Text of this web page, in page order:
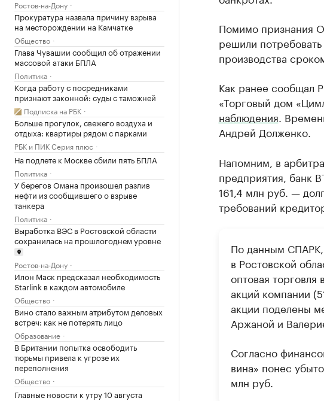
Ростов-на-Дону
Прокуратура назвала причину взрыва
на месторождении на Камчатке
Общество
Глава Чувашии сообщил об отражении
массовой атаки БПЛА
Политика
Когда работу с посредниками
признают законной: суды с таможней
Подписка на РБК
Больше прогулок, свежего воздуха и
отдыха: квартиры рядом с парками
РБК и ПИК Серия плюс
На подлете к Москве сбили пять БПЛА
Политика
У берегов Омана произошел разлив
нефти из сообщившего о взрыве
танкера
Политика
Выработка ВЭС в Ростовской области
сохранилась на прошлогоднем уровне
Ростов-на-Дону
Илон Маск предсказал необходимость
Starlink в каждом автомобиле
Общество
Вино стало важным атрибутом деловых
встреч: как не потерять лицо
Образование
В Британии попытка освободить
тюрьмы привела к угрозе их
переполнения
Общество
Главные новости к утру 10 августа
Помимо признания
решили
производства
Как ранее сообщал
«Торговый дом
наблюдения .
Андрей Долженко.
Напомним, в
предприятия, банк
161,4 млн руб. —
требований
По данным СПАРК,
в Ростовской
оптовая торговля
акций компании
акции поделены
Аржаной и
Согласно
вина» понес
млн руб.